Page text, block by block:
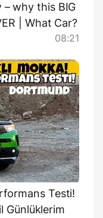
– why this BIG
| What Car?
08:21
Testi!
Günlüklerim